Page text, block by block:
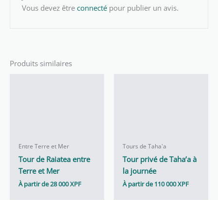
Vous devez êtreconnecté pour publier un avis.
Produits similaires
Entre Terre et Mer
Tour de Raiatea entre
Terre et Mer
À partir de28 000XPF
Tours de Taha'a
Tour privé de Taha’a à
la journée
À partir de110 000XPF